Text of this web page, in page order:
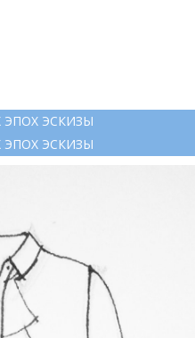
ЭПОХ ЭСКИЗЫ
ЭПОХ ЭСКИЗЫ